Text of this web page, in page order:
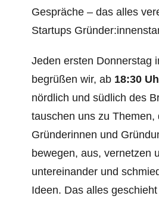
Gespräche – das alles
Startups
Jeden ersten Donnerstag
begrüßen wir, ab 18:30
nördlich und südlich des
tauschen uns zu Themen,
Gründerinnen und
bewegen, aus, vernetzen
untereinander und
Ideen. Das alles